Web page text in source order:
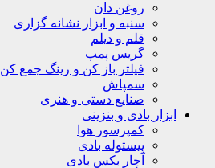
روغن دان
سنبه و ابزار نشانه گزاری
قلم و دیلم
گریس پمپ
فیلتر باز کن و رینگ جمع کن
سمپاش
صنایع دستی و هنری
ابزار بادی و بنزینی
کمپرسور هوا
پیستوله بادی
آچار بکس بادی